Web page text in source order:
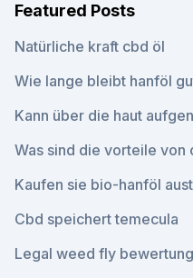
Featured Posts
Natürliche kraft cbd öl
Wie lange bleibt hanföl
Kann über die haut
Was sind die vorteile von
Kaufen sie bio-hanföl
Cbd speichert temecula
Legal weed fly